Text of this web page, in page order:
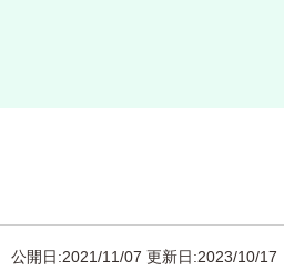
公開日:2021/11/07 更新日:2023/10/17